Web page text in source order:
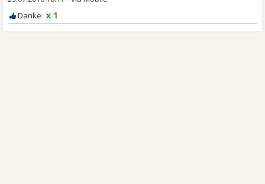
x 1